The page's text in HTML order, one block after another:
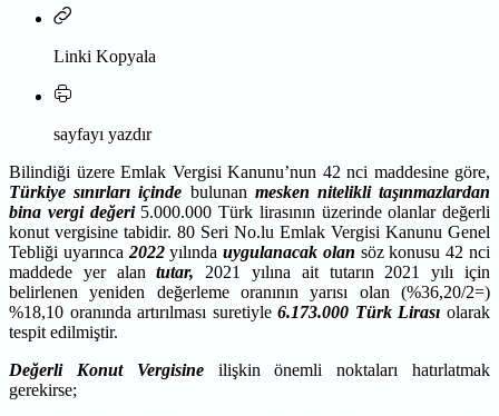
Linki Kopyala
sayfayı yazdır
Bilindiği üzere Emlak Vergisi Kanunu’nun 42 nci maddesine göre,
Türkiye sınırları içinde bulunan mesken nitelikli taşınmazlardan
bina vergi değeri5.000.000 Türk lirasının üzerinde olanlar değerli
konut vergisine tabidir. 80 Seri No.lu Emlak Vergisi Kanunu Genel
Tebliği uyarınca 2022yılındauygulanacak olan söz konusu 42 nci
maddede yer alantutar, 2021 yılına ait tutarın 2021 yılı için
belirlenen yeniden değerleme oranının yarısı olan (%36,20/2=)
%18,10 oranında artırılması suretiyle6.173.000 Türk Lirası olarak
tespit edilmiştir.
Değerli Konut Vergisineilişkin önemli noktaları hatırlatmak
gerekirse;